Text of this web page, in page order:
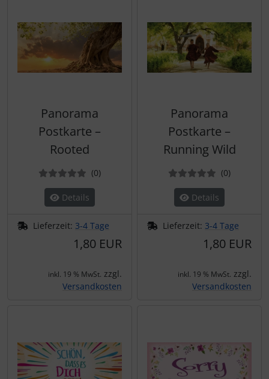
Panorama
Postkarte –
Rooted
(0Bewertungen
)
Details
Lieferzeit: 3-4 Tage
1,80 EUR
inkl. 19 % MwSt. zzgl.
Versandkosten
Panorama
Postkarte –
Running Wild
(0)
Details
Lieferzeit: 3-4 Tage
1,80 EUR
inkl. 19 % MwSt. zzgl.
Versandkosten